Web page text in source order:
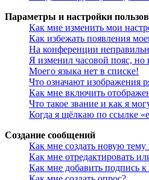
Параметры и настройки
Как мне изменить мои
Как избежать появления
На конференции
Я изменил часовой пояс, но
Моего языка нет в списке!
Что означают изображения
Как мне включить
Что такое звание и как я
Когда я щёлкаю по ссылке
Создание сообщений
Как мне создать новую
Как мне отредактировать
Как мне добавить подпись